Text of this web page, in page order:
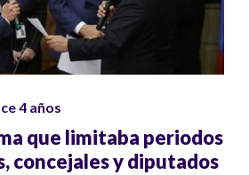
4 años
que limitaba periodos
concejales y diputados